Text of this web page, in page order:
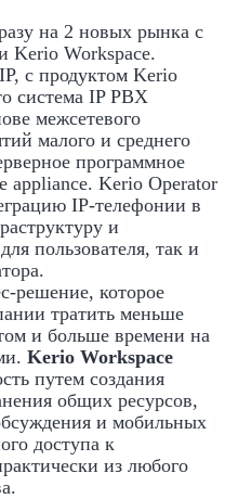
на 2 новых рынка с
Kerio Workspace.
с продуктом Kerio
система IP PBX
межсетевого
малого и среднего
программное
appliance. Kerio Operator
IP-телефонии в
и
пользователя, так и
решение, которое
тратить меньше
и больше времени на
путем создания
общих ресурсов,
и мобильных
доступа к
из любого